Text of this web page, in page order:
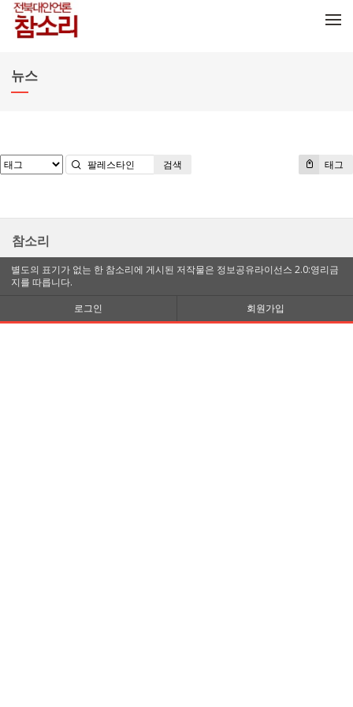
뉴스
태그
검색
참소리
별도의 표기가 없는 한 참소리에 게시된 저작물은 정보공유라이선스 2.0:영리금
지를 따릅니다.
로그인
회원가입